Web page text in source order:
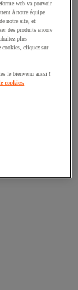
web va pouvoir
à notre équipe
notre site, et
des produits encore
plus
cookies, cliquez sur
le bienvenu aussi !
cookies.